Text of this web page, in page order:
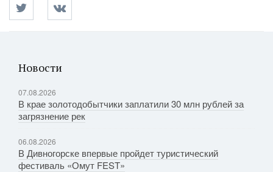
Новости
07.08.2026
В крае золотодобытчики заплатили 30 млн рублей за
загрязнение рек
06.08.2026
В Дивногорске впервые пройдет туристический
фестиваль «Омут FEST»